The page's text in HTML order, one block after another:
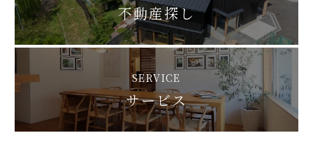
不動産探し
SERVICE
サービス